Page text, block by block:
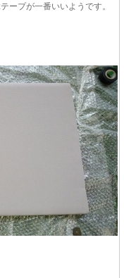
ープが一番いいようです。